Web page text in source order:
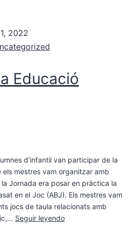
2022
Educació
d’infantil van participar de la
els mestres vam organitzar amb
la Jornada era posar en pràctica la
en el Joc (ABJ). Els mestres vam
jocs de taula relacionats amb
Seguir leyendo